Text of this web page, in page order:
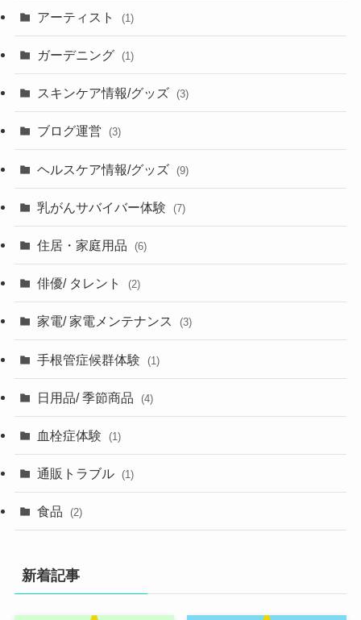
アーティスト (1)
ガーデニング (1)
スキンケア情報/グッズ (3)
ブログ運営 (3)
ヘルスケア情報/グッズ (9)
乳がんサバイバー体験 (7)
住居・家庭用品 (6)
俳優/ タレント (2)
家電/ 家電メンテナンス (3)
手根管症候群体験 (1)
日用品/ 季節商品 (4)
血栓症体験 (1)
通販トラブル (1)
食品 (2)
新着記事